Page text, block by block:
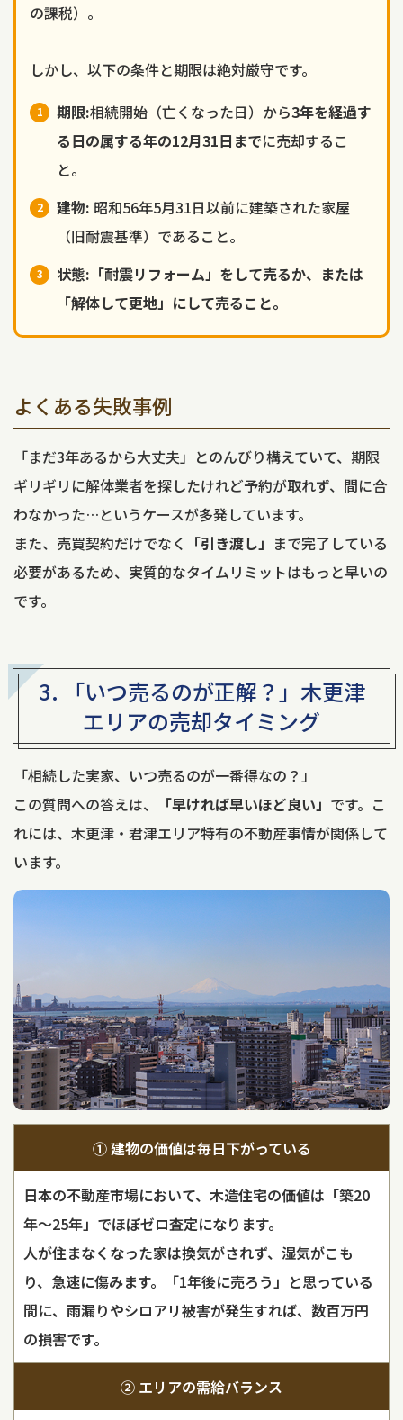
の課税）。
しかし、以下の条件と期限は絶対厳守です。
期限:相続開始（亡くなった日）から3年を経過す
る日の属する年の12月31日までに売却するこ
と。
建物: 昭和56年5月31日以前に建築された家屋
（旧耐震基準）であること。
状態:「耐震リフォーム」をして売るか、または
「解体して更地」にして売ること。
よくある失敗事例
「まだ3年あるから大丈夫」とのんびり構えていて、期限
ギリギリに解体業者を探したけれど予約が取れず、間に合
わなかった…というケースが多発しています。
また、売買契約だけでなく 「引き渡し」 まで完了している
必要があるため、実質的なタイムリミットはもっと早いの
です。
3. 「いつ売るのが正解？」 木更津
エリアの売却タイミング
「相続した実家、いつ売るのが一番得なの？」
この質問への答えは、
「早ければ早いほど良い」 です。こ
れには、木更津・君津エリア特有の不動産事情が関係して
います。
① 建物の価値は毎日下がっている
日本の不動産市場において、木造住宅の価値は「築20
年～25年」でほぼゼロ査定になります。
人が住まなくなった家は換気がされず、湿気がこも
り、急速に傷みます。「1年後に売ろう」と思っている
間に、雨漏りやシロアリ被害が発生すれば、数百万円
の損害です。
② エリアの需給バランス